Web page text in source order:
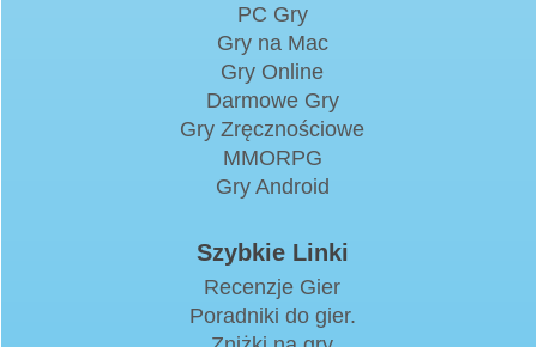
PC Gry
Gry na Mac
Gry Online
Darmowe Gry
Gry Zręcznościowe
MMORPG
Gry Android
Szybkie Linki
Recenzje Gier
Poradniki do gier.